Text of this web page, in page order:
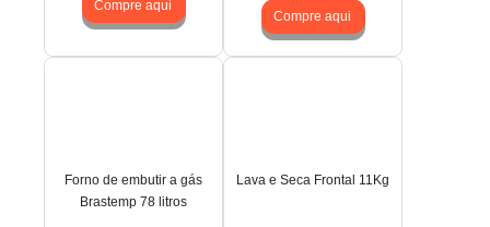
Compre aqui
Compre aqui
Forno de embutir a gás
Brastemp 78 litros
Lava e Seca Frontal 11Kg